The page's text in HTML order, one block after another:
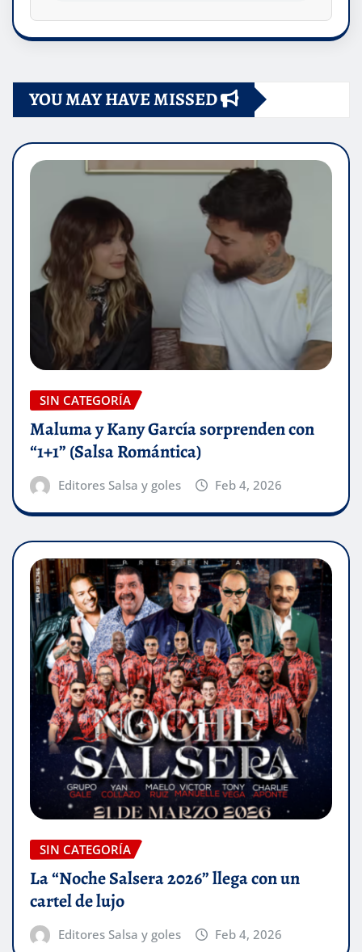
YOU MAY HAVE MISSED
SIN CATEGORÍA
Maluma y Kany García sorprenden con
“1+1” (Salsa Romántica)
Editores Salsa y goles Feb 4, 2026
SIN CATEGORÍA
La “Noche Salsera 2026” llega con un
cartel de lujo
Editores Salsa y goles Feb 4, 2026